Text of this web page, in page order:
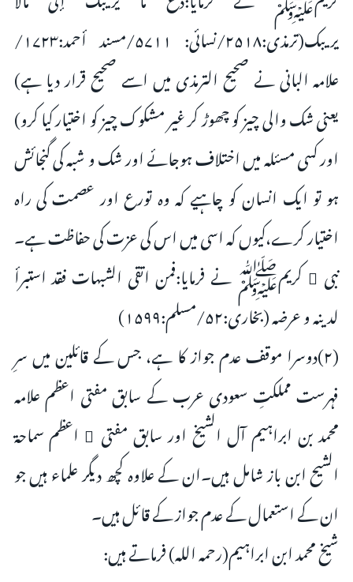
يريبك(ترمذی:۲۵۱۸/نسائی: ۵۷۱۱/مسند أحمد:۱۷۲۳/
علامہ البانی نے صحیح الترمذی میں اسے صحیح قرار دیا ہے)
یعنی شک والی چیز کو چھوڑ کر غیر مشکوک چیز کو اختیار کیا کرو)
اور کسی مسئلہ میں اختلاف ہوجائے اور شک و شبہ کی گنجائش
ہو تو ایک انسان کو چاہیے کہ وہ تورع اور عصمت کی راہ
اختیار کرے،کیوں کہ اسی میں اس کی عزت کی حفاظت ہے۔
نبی ٔ کریمﷺ نے فرمایا:فمن اتقى الشبهات فقد استبرأ
لدينه و عرضه (بخاری:۵۲/مسلم:۱۵۹۹)
(۲)دوسرا موقف عدم جواز کا ہے، جس کے قائلین میں سرِ
فہرست مملکتِ سعودی عرب کے سابق مفتی اعظم علامہ
محمد بن ابراہیم آل الشیخ اور سابق مفتی ٔ اعظم سماحۃ
الشیح ابن باز شامل ہیں۔ان کے علاوہ کچھ دیگر علماء ہیں جو
ان کے استعمال کے عدم جواز کے قائل ہیں۔
شیخ محمد ابن ابراہیم(رحمہ اللہ) فرماتے ہیں: